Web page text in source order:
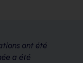
ont été
a été